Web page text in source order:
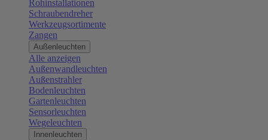
Rohinstallationen
Schraubendreher
Werkzeugsortimente
Zangen
Außenleuchten
Alle anzeigen
Außenwandleuchten
Außenstrahler
Bodenleuchten
Gartenleuchten
Sensorleuchten
Wegeleuchten
Innenleuchten